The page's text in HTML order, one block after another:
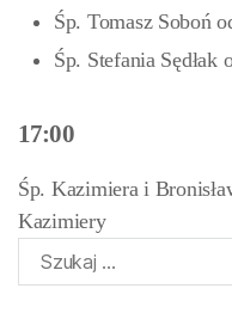
Śp. Tomasz Soboń
Śp. Stefania Sędłak
17:00
Śp. Kazimiera i
Kazimiery
Szukaj: